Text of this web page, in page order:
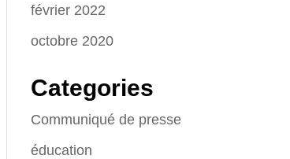
février 2022
octobre 2020
Categories
Communiqué de presse
éducation